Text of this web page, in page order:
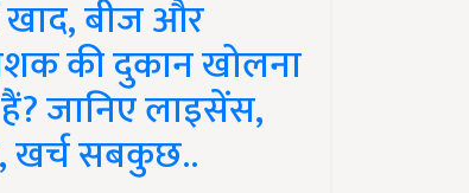
खाद, बीज और
की दुकान खोलना
जानिए लाइसेंस,
खर्च सबकुछ..